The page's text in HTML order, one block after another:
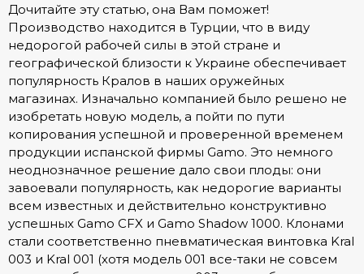
Дочитайте эту статью, она Вам поможет!
Производство находится в Турции, что в виду
недорогой рабочей силы в этой стране и
географической близости к Украине обеспечивает
популярность Кралов в наших оружейных
магазинах. Изначально компанией было решено не
изобретать новую модель, а пойти по пути
копирования успешной и проверенной временем
продукции испанской фирмы Gamo. Это немного
неоднозначное решение дало свои плоды: они
завоевали популярность, как недорогие варианты
всем известных и действительно конструктивно
успешных Gamo CFX и Gamo Shadow 1000. Клонами
стали соответственно пневматическая винтовка Kral
003 и Kral 001 (хотя модель 001 все-таки не совсем